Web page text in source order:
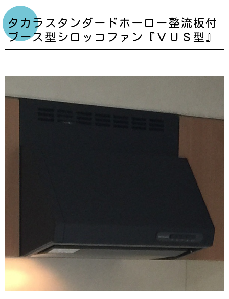
タカラスタンダードホーロー整流板付
ブース型シロッコファン『ＶＵＳ型』